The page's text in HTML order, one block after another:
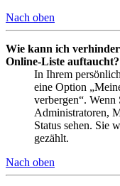
Nach oben
Wie kann ich
Online-Liste auftaucht?
In Ihrem
eine Option
verbergen“.
Administratoren,
Status sehen. Sie
gezählt.
Nach oben